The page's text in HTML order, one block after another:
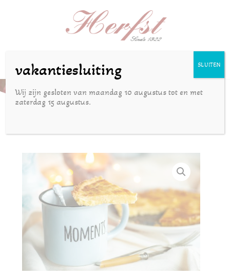
Boterkoek
vakantiesluiting
Wij zijn gesloten van maandag 10 augustus tot en met
zaterdag 15 augustus.
SLUITEN